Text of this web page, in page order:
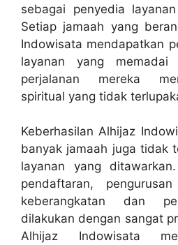
sebagai penyedia
Setiap jamaah yang
Indowisata mendapatkan
layanan yang memadai
perjalanan mereka
spiritual yang tidak
Keberhasilan Alhijaz
banyak jamaah juga tidak
layanan yang
pendaftaran,
keberangkatan dan
dilakukan dengan sangat
Alhijaz Indowisata